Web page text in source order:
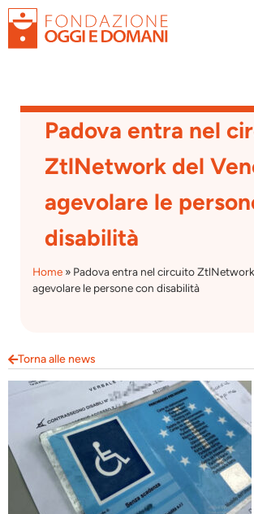
Padova entra nel
ZtlNetwork del
agevolare le
disabilità
Home » Padova entra nel circuito
agevolare le persone con disabilità
Torna alle news